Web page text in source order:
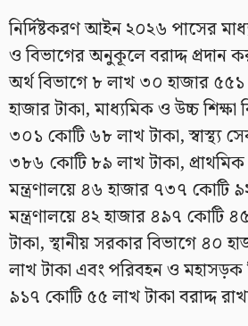
নির্দিষ্টকরণ আইন ২০২৬ পাসের
ও বিভাগের অনুকূলে বরাদ্দ প্রদান
অর্থ বিভাগে ৮ লাখ ৩০ হাজার
হাজার টাকা, মাধ্যমিক ও উচ্চ
৩০১ কোটি ৬৮ লাখ টাকা, স্বাস্থ্য
৩৮৬ কোটি ৮৯ লাখ টাকা, প্রাথমিক
মন্ত্রণালয়ে ৪৬ হাজার ৭৩৭ কোটি
মন্ত্রণালয়ে ৪২ হাজার ৪৯৭ কোটি
টাকা, স্থানীয় সরকার বিভাগে ৪০
লাখ টাকা এবং পরিবহন ও মহাসড়ক
৯১৭ কোটি ৫৫ লাখ টাকা বরাদ্দ